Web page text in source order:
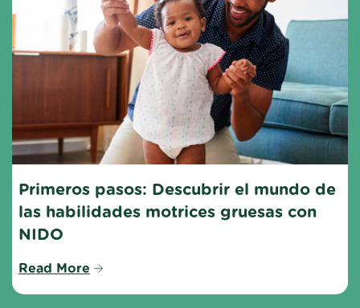
Primeros pasos: Descubrir el mundo de
las habilidades motrices gruesas con
NIDO
Read More